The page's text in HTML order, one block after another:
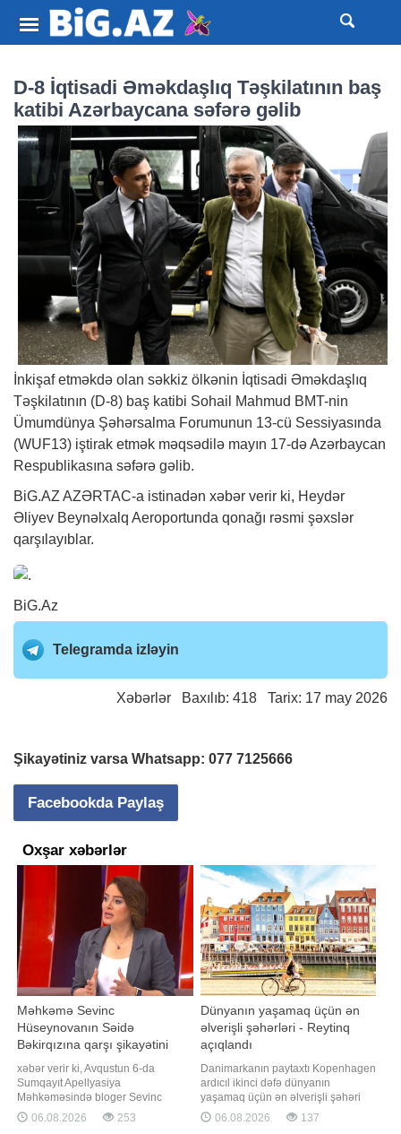
D-8 İqtisadi Əməkdaşlıq Təşkilatının baş
katibi Azərbaycana səfərə gəlib
İnkişaf etməkdə olan səkkiz ölkənin İqtisadi Əməkdaşlıq
Təşkilatının (D-8) baş katibi Sohail Mahmud BMT-nin
Ümumdünya Şəhərsalma Forumunun 13-cü Sessiyasında
(WUF13) iştirak etmək məqsədilə mayın 17-də Azərbaycan
Respublikasına səfərə gəlib.
BiG.AZ AZƏRTAC-a istinadən xəbər verir ki, Heydər
Əliyev Beynəlxalq Aeroportunda qonağı rəsmi şəxslər
qarşılayıblar.
BiG.Az
Telegramda izləyin
Xəbərlər Baxılıb: 418 Tarix: 17 may 2026
Şikayətiniz varsa Whatsapp: 077 7125666
Facebookda Paylaş
Oxşar xəbərlər
Məhkəmə Sevinc
Hüseynovanın Səidə
Bəkirqızına qarşı şikayətini
təmin etmədi
xəbər verir ki, Avqustun 6-da
Sumqayıt Apellyasiya
Məhkəməsində bloger Sevinc
Hüseynovanın jurnalist Səidə
Bəkirqızına qarşı xüsusi ittiham
06.08.2026 253
Dünyanın yaşamaq üçün ən
əlverişli şəhərləri - Reytinq
açıqlandı
Danimarkanın paytaxtı Kopenhagen
ardıcıl ikinci dəfə dünyanın
yaşamaq üçün ən əlverişli şəhəri
seçilib. Qaynarinfo xəbər verir ki, bu
barədə Economist Intelligence Unit
06.08.2026 137